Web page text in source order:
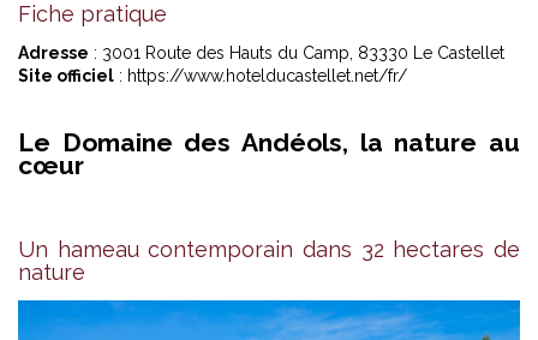
Fiche pratique
Adresse : 3001 Route des Hauts du Camp, 83330 Le Castellet
Site officiel : https://www.hotelducastellet.net/fr/
Le Domaine des Andéols, la nature au
cœur
Un hameau contemporain dans 32 hectares de
nature